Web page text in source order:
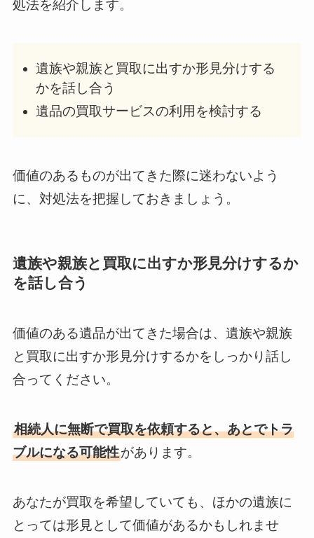
処法を紹介します。
遺族や親族と買取に出すか形見分けする
かを話し合う
遺品の買取サービスの利用を検討する
価値のあるものが出てきた際に迷わないよう
に、対処法を把握しておきましょう。
遺族や親族と買取に出すか形見分けするか
を話し合う
価値のある遺品が出てきた場合は、遺族や親族
と買取に出すか形見分けするかをしっかり話し
合ってください。
相続人に無断で買取を依頼すると、あとでトラ
ブルになる可能性があります。
あなたが買取を希望していても、ほかの遺族に
とっては形見として価値があるかもしれませ